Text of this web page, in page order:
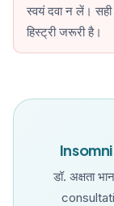
स्वयं दवा न लें। सही
हिस्ट्री जरूरी है।
डॉ. अक्षता